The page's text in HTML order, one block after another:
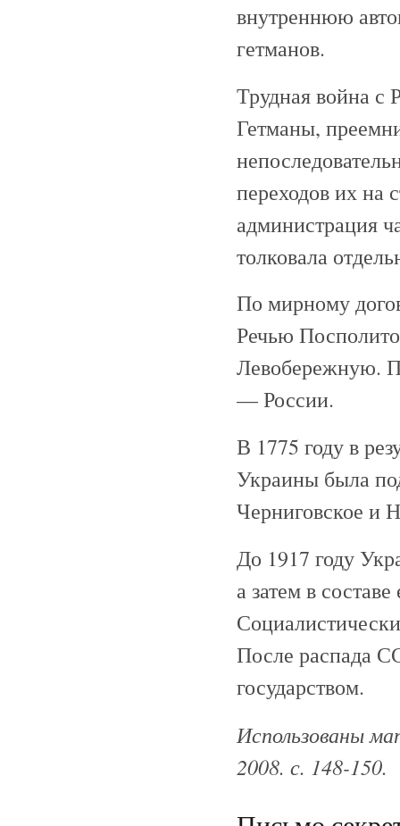
внутреннюю
гетманов.
Трудная война с
Гетманы,
переходов их на
администрация
толковала
По мирному
Речью
Левобережную.
— России.
В 1775 году в
Украины была
Черниговское и
До 1917 году
а затем в
После распада
государством.
Использованы
2008. с. 148-150.